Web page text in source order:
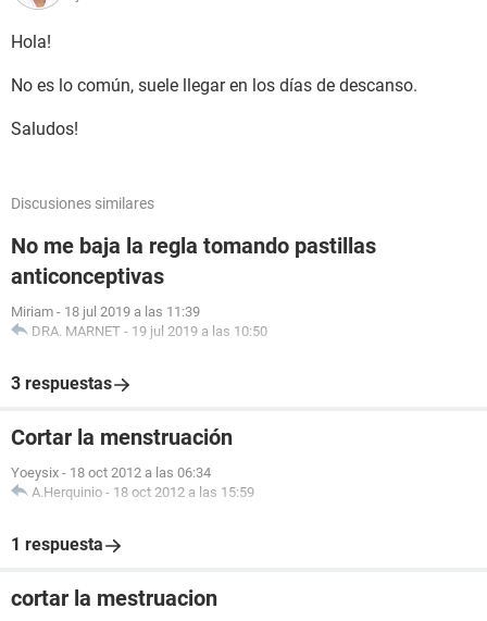
Hola!
No es lo común, suele llegar en los días de descanso.
Saludos!
Discusiones similares
No me baja la regla tomando pastillas
anticonceptivas
Miriam - 18 jul 2019 a las 11:39
DRA. MARNET - 19 jul 2019 a las 10:50
3 respuestas
Cortar la menstruación
Yoeysix - 18 oct 2012 a las 06:34
A.Herquinio - 18 oct 2012 a las 15:59
1 respuesta
cortar la mestruacion